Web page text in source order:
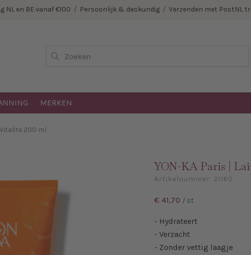
NL en BE vanaf €100 / Persoonlijk & deskundig / Verzenden met PostNL
Zoeken
MERKEN
200 ml
YON-KA Paris |
Artikelnummer: 21160
€ 41,70 / st
- Hydrateert
- Verzacht
- Zonder vettig laagje